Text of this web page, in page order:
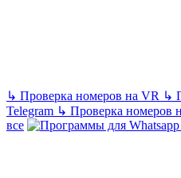
↳ Проверка номеров на VR ↳
Telegram ↳ Проверка номеров
все